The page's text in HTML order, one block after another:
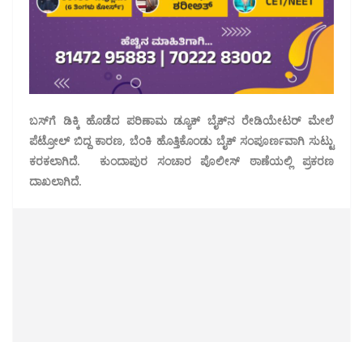
ಬಸ್‌ಗೆ ಡಿಕ್ಕಿ ಹೊಡೆದ ಪರಿಣಾಮ ಡ್ಯೂಕ್ ಬೈಕ್‌ನ ರೇಡಿಯೇಟರ್ ಮೇಲೆ
ಪೆಟ್ರೋಲ್ ಬಿದ್ದ ಕಾರಣ, ಬೆಂಕಿ ಹೊತ್ತಿಕೊಂಡು ಬೈಕ್ ಸಂಪೂರ್ಣವಾಗಿ ಸುಟ್ಟು
ಕರಕಲಾಗಿದೆ. ಕುಂದಾಪುರ ಸಂಚಾರ ಪೊಲೀಸ್ ಠಾಣೆಯಲ್ಲಿ ಪ್ರಕರಣ
ದಾಖಲಾಗಿದೆ.